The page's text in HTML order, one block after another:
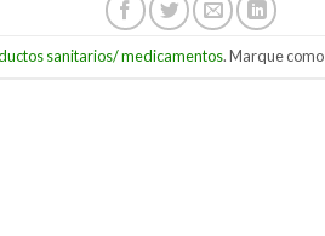
sanitarios/ medicamentos. Marque